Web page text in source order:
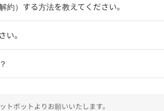
約）する方法を教えてください。
い。
ボットよりお願いいたします。